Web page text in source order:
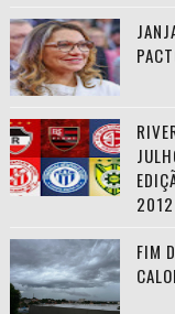
2012
FIM